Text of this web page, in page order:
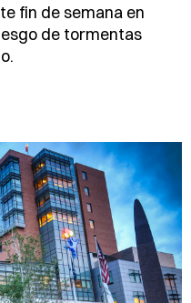
fin de semana en
de tormentas